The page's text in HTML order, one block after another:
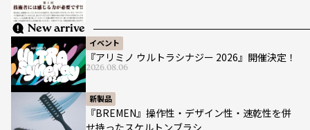
New arrive
イベント
『アリミノ ウルトラシナジー 2026』開催決定！
2026.08.06
新製品
『BREMEN』操作性・デザイン性・速乾性を併
せ持ったスケルトンブラシ